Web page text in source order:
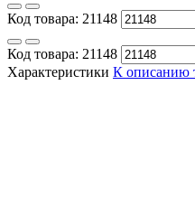
Код товара: 21148
Код товара: 21148
Характеристики К описанию